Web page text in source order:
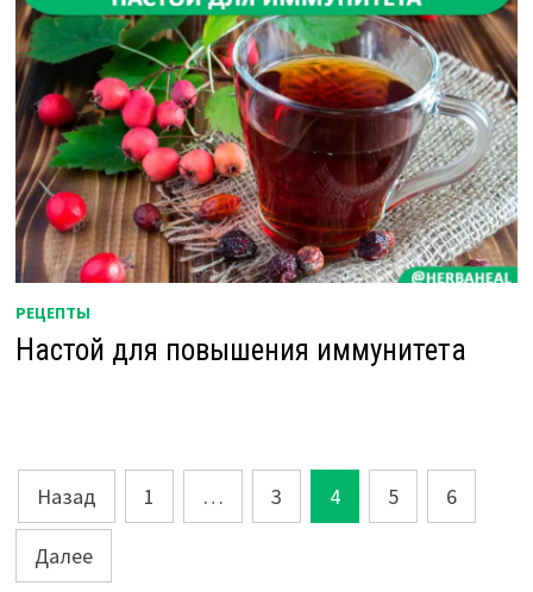
РЕЦЕПТЫ
Настой для повышения иммунитета
Пагинация
записей
Назад 1 … 3 4 5 6
Далее